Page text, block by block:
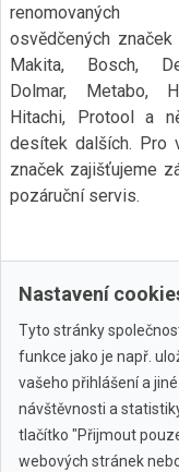
osvědčených značek
Makita, Bosch,
Dolmar, Metabo,
Hitachi, Protool a
desítek dalších. Pro
značek zajišťujeme
pozáruční servis.
Nastavení
Tyto stránky
funkce jako je např.
vašeho přihlášení a
návštěvnosti a
tlačítko "Přijmout
webových stránek